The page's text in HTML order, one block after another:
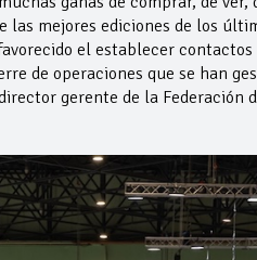
las mejores ediciones de los
el establecer
de operaciones que se han
gerente de la Federación